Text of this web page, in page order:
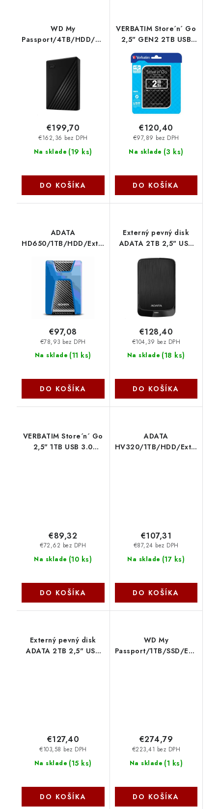
WD My
Passport/4TB/HDD/Externí/2.5''/
WDBPKJ0040BBK-
WESN Western Digital
Na sklade (19 ks)
€162,36 bez DPH
€199,70
DO KOŠÍKA
VERBATIM Store´n´ Go
2,5" GEN2 2TB USB
3.0 černý 53195
Verbatim
Na sklade (3 ks)
€97,89 bez DPH
€120,40
DO KOŠÍKA
ADATA
HD650/1TB/HDD/Externí/2.5''/Modrá/3R
Na sklade (11 ks)
€78,93 bez DPH
€97,08
DO KOŠÍKA
Externý pevný disk
ADATA 2TB 2,5" USB
AHV320-2TU31-CBK
Na sklade (18 ks)
€104,39 bez DPH
€128,40
DO KOŠÍKA
VERBATIM Store´n´ Go
2,5" 1TB USB 3.0
Na sklade (10 ks)
€72,62 bez DPH
€89,32
DO KOŠÍKA
ADATA
HV320/1TB/HDD/Externí/
Na sklade (17 ks)
€87,24 bez DPH
€107,31
DO KOŠÍKA
Externý pevný disk
ADATA 2TB 2,5" USB
Na sklade (15 ks)
€103,58 bez DPH
€127,40
DO KOŠÍKA
WD My
Passport/1TB/SSD/Externí/
Na sklade (1 ks)
€223,41 bez DPH
€274,79
DO KOŠÍKA